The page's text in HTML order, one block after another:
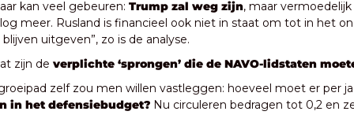
kan veel gebeuren: Trump zal weg zijn, maar
meer. Rusland is financieel ook niet in staat om tot in het
uitgeven”, zo is de analyse.
zijn de verplichte ‘sprongen’ die de NAVO-lidstaten
zelf zou men willen vastleggen: hoeveel moet er per
in het defensiebudget? Nu circuleren bedragen tot 0,2 en